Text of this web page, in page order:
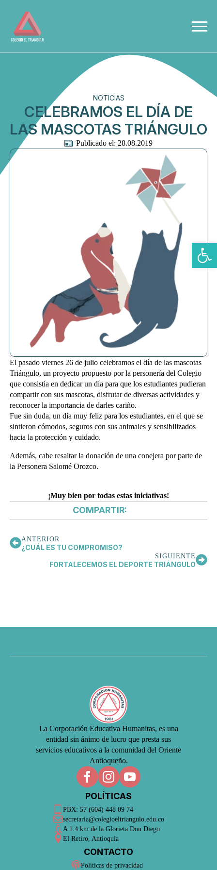
Abrir
NOTICIAS
CELEBRAMOS EL DÍA DE
LAS MASCOTAS TRIÁNGULO
Publicado el: 28.08.2019
El pasado viernes 26 de julio celebramos el día de las mascotas
Triángulo, un proyecto propuesto por la personería del Colegio
que consistía en dedicar un día para que los estudiantes pudieran
compartir con sus mascotas, disfrutar de diversas actividades y
reconocer la importancia de darles cariño.
Fue sin duda, un día muy feliz para los estudiantes, en el que se
sintieron cómodos, seguros con sus animales y sensibilizados
hacia la protección y cuidado.
Además, cabe resaltar la donación de una conejera por parte de
la Personera Salomé Orozco.
¡Muy bien por todas estas iniciativas!
COMPARTIR:
ANTERIOR
¿CUÁL ES TU COMPROMISO?
SIGUIENTE
FORTALECEMOS EL DEPORTE TRIÁNGULO
La Corporación Educativa Humanitas, es una
entidad sin ánimo de lucro que presta sus
servicios educativos a la comunidad del Oriente
Antioqueño.
POLÍTICAS
PBX: 57 (604) 448 09 74
secretaria@colegioeltriangulo.edu.co
A 1.4 km de la Glorieta Don Diego
El Retiro, Antioquia
CONTACTO
Políticas de privacidad